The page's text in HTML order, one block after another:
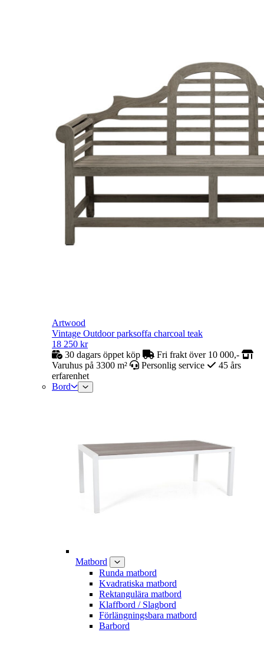
Artwood
Vintage Outdoor parksoffa charcoal teak
18 250 kr
30 dagars öppet köp
Fri frakt över 10 000,-
Varuhus på 3300 m²
Personlig service
45 års
erfarenhet
Bord
Matbord
Runda matbord
Kvadratiska matbord
Rektangulära matbord
Klaffbord / Slagbord
Förlängningsbara matbord
Barbord